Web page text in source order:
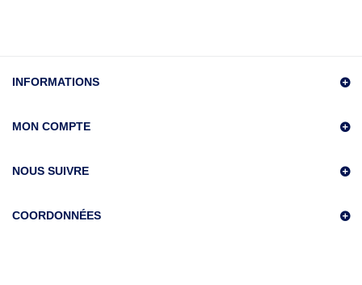
INFORMATIONS
MON COMPTE
NOUS SUIVRE
COORDONNÉES